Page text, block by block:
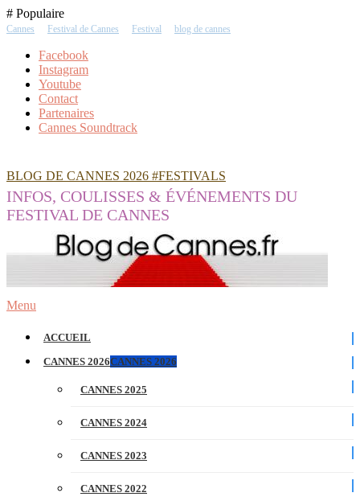
Skip
To
# Populaire
Cannes Festival de Cannes Festival blog de cannes
Facebook
Instagram
Youtube
Contact
Partenaires
Cannes Soundtrack
BLOG DE CANNES 2026 #FESTIVALS
INFOS, COULISSES & ÉVÉNEMENTS DU
FESTIVAL DE CANNES
Menu
ACCUEIL
CANNES 2026CANNES 2026
CANNES 2025
CANNES 2024
CANNES 2023
CANNES 2022